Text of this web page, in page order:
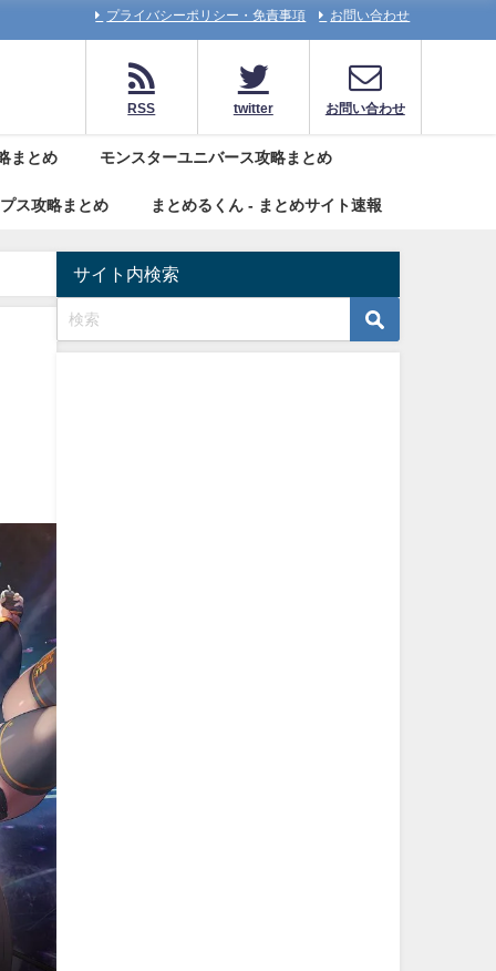
プライバシーポリシー・免責事項 お問い合わせ
RSS twitter お問い合わせ
まとめ モンスターユニバース攻略まとめ
ス攻略まとめ まとめるくん - まとめサイト速報
サイト内検索